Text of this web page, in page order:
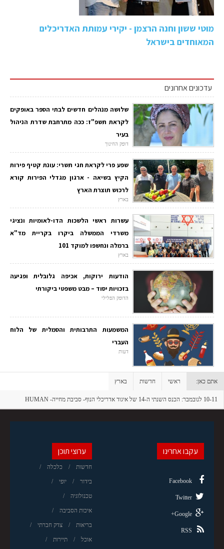
מוטי ששון וחנה הרצמן - יקירי עמותת האדריכלים
המאוחדים בישראל
עדכונים אחרונים
שלושה מנהלים חדשים לבתי הספר באופקים
לקראת תשפ"ז: ככה מתרחבת שדרת הניהול
בעיר
דופק החינוך
שפע פרי לקראת חגי תשרי: עונת קטיף פירות
הקיץ בשיאה - ארגון מגדלי הפירות קורא
לרכוש תוצרת הארץ
בארץ
עשרות ראשי הלשכות הדו-לאומיות ונציגי
משרדי הממשלה ביקרו בקריית מד"א
ברמלה ונחשפו למוקד 101
בארץ
הודעות ירוקות, אכיפה גלובלית ופגיעה
בזכויות יסוד – מבט משפטי ביקורתי
הדופק הפלילי
המשמעות התרבותית והסמלית של הלוח
העברי
דעות
אתם כאן: ראשי חדשות בארץ
10-11 לנובמבר: הכנס השנתי ה-14 של איגוד אדריכלי הנוף- סביבת מחייה- HUMAN
ערוצי תוכן
חדשות כלכלה
בידור יופי
טכנולוגיה
איכות הסביבה
בריאות צדק חברתי
אוכל תיירות
עקבו אחרינו
Facebook
Twitter
Google+
RSS